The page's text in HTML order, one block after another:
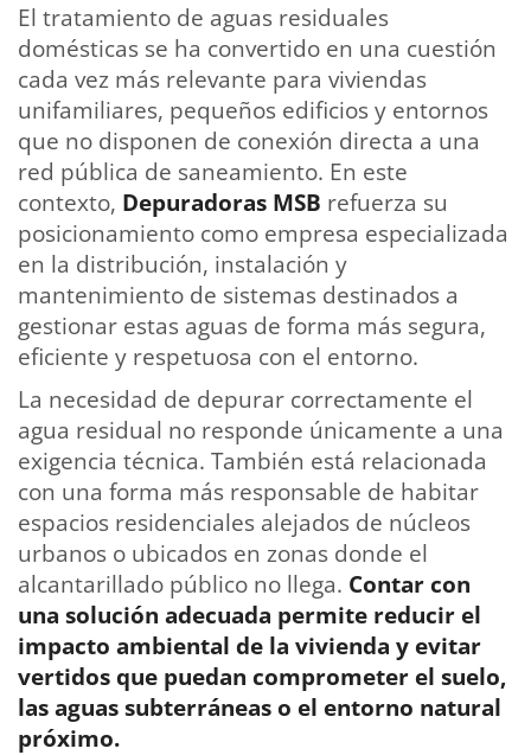
El tratamiento de aguas residuales
domésticas se ha convertido en una cuestión
cada vez más relevante para viviendas
unifamiliares, pequeños edificios y entornos
que no disponen de conexión directa a una
red pública de saneamiento. En este
contexto, Depuradoras MSB refuerza su
posicionamiento como empresa especializada
en la distribución, instalación y
mantenimiento de sistemas destinados a
gestionar estas aguas de forma más segura,
eficiente y respetuosa con el entorno.
La necesidad de depurar correctamente el
agua residual no responde únicamente a una
exigencia técnica. También está relacionada
con una forma más responsable de habitar
espacios residenciales alejados de núcleos
urbanos o ubicados en zonas donde el
alcantarillado público no llega. Contar con
una solución adecuada permite reducir el
impacto ambiental de la vivienda y evitar
vertidos que puedan comprometer el suelo,
las aguas subterráneas o el entorno natural
próximo.